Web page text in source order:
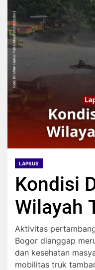
LAPSUS
Kondisi
Wilayah
Aktivitas
Bogor dianggap
dan kesehatan
mobilitas truk